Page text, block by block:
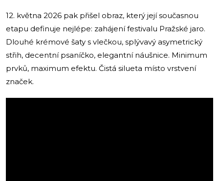
12. května 2026 pak přišel obraz, který její současnou
etapu definuje nejlépe: zahájení festivalu Pražské jaro.
Dlouhé krémové šaty s vlečkou, splývavý asymetrický
střih, decentní psaníčko, elegantní náušnice. Minimum
prvků, maximum efektu. Čistá silueta místo vrstvení
značek.